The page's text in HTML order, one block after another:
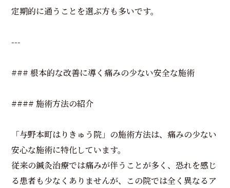
定期的に通うことを選ぶ方も多いです。
---
### 根本的な改善に導く痛みの少ない安全な施術
#### 施術方法の紹介
「与野本町はりきゅう院」の施術方法は、痛みの少ない
安心な施術に特化しています。
従来の鍼灸治療では痛みが伴うことが多く、恐れを感じ
る患者も少なくありませんが、この院では全く異なるア